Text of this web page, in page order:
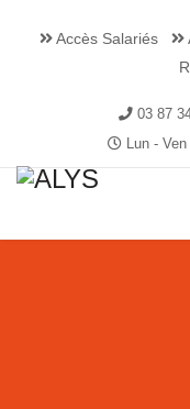
Accès Salariés
03 87
Lun -